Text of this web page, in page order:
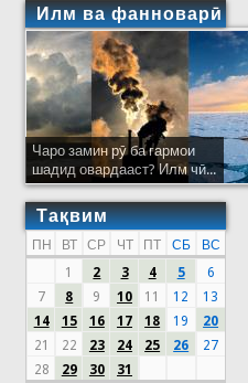
Илм ва фанноварӣ
Чаро замин рӯ ба гармои
шадид овардааст? Илм чӣ...
Тақвим
ПН ВТ СР ЧТ ПТ СБ
ВС
1
2 3 4 5
6
7
8 9 10 11 12
13
14
15 16 17 18 19
20
21
22 23 24 25 26
27
28
29 30 31